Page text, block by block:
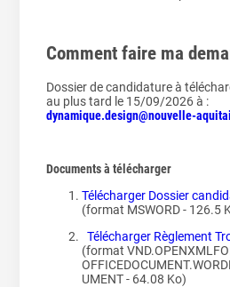
Comment faire ma
Dossier de candidature à
au plus tard le 15/09/2026 à :
dynamique.design@nouvelle-
Documents à télécharger
Télécharger Dossier
(format MSWORD - 126.5
Télécharger Règlement
(format
UMENT - 64.08 Ko)